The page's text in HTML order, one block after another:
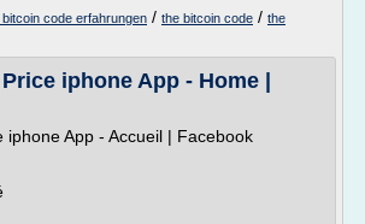
bitcoin code erfahrungen / the bitcoin code / the
iphone App - Home |
iphone App - Accueil | Facebook